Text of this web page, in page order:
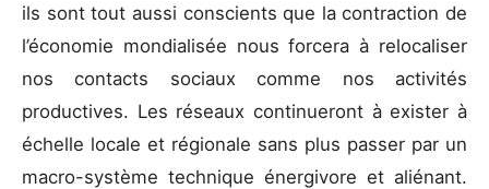
ils sont tout aussi conscients que la contraction de
l’économie mondialisée nous forcera à relocaliser
nos contacts sociaux comme nos activités
productives. Les réseaux continueront à exister à
échelle locale et régionale sans plus passer par un
macro-système technique énergivore et aliénant.